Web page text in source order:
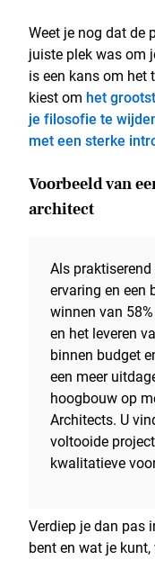
Weet je nog dat de
juiste plek was om
is een kans om het
kiest om het
je filosofie te
met een sterke
Voorbeeld van
architect
Als
ervaring en een
winnen van
en het leveren
binnen budget
een meer
hoogbouw op
Architects. U
voltooide
kwalitatieve
Verdiep je dan pas
bent en wat je